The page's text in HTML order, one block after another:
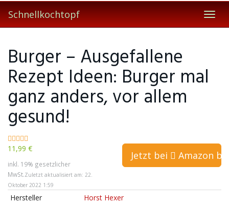
Skip
to
main
Schnellkochtopf
Burger – Ausgefallene
Rezept Ideen: Burger mal
ganz anders, vor allem
gesund!
11,99 €
inkl. 19% gesetzlicher
MwSt.Zuletzt aktualisiert am: 22.
Oktober 2022 1:59
Jetzt bei Amazon
Hersteller
Horst Hexer